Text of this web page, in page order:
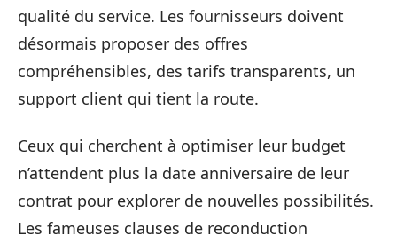
qualité du service. Les fournisseurs doivent
désormais proposer des offres
compréhensibles, des tarifs transparents, un
support client qui tient la route.
Ceux qui cherchent à optimiser leur budget
n’attendent plus la date anniversaire de leur
contrat pour explorer de nouvelles possibilités.
Les fameuses clauses de reconduction